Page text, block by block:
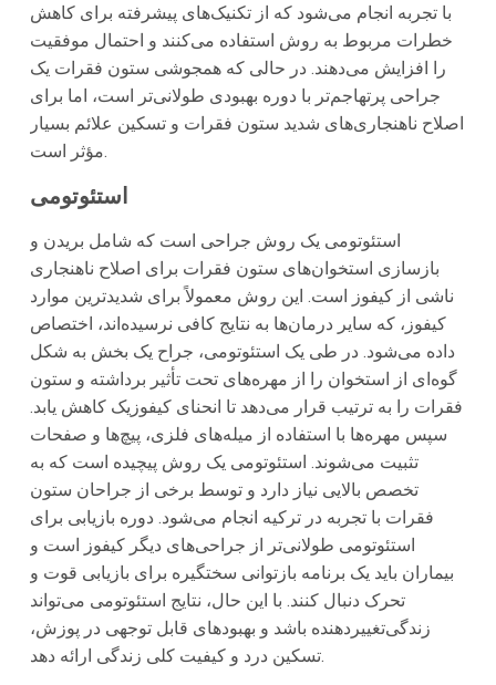
با تجربه انجام می‌شود که از تکنیک‌های پیشرفته برای کاهش
خطرات مربوط به روش استفاده می‌کنند و احتمال موفقیت
را افزایش می‌دهند. در حالی که همجوشی ستون فقرات یک
جراحی پرتهاجم‌تر با دوره بهبودی طولانی‌تر است، اما برای
اصلاح ناهنجاری‌های شدید ستون فقرات و تسکین علائم بسیار
مؤثر است.
استئوتومی
استئوتومی یک روش جراحی است که شامل بریدن و
بازسازی استخوان‌های ستون فقرات برای اصلاح ناهنجاری
ناشی از کیفوز است. این روش معمولاً برای شدیدترین موارد
کیفوز، که سایر درمان‌ها به نتایج کافی نرسیده‌اند، اختصاص
داده می‌شود. در طی یک استئوتومی، جراح یک بخش به شکل
گوه‌ای از استخوان را از مهره‌های تحت تأثیر برداشته و ستون
فقرات را به ترتیب قرار می‌دهد تا انحنای کیفوزیک کاهش یابد.
سپس مهره‌ها با استفاده از میله‌های فلزی، پیچ‌ها و صفحات
تثبیت می‌شوند. استئوتومی یک روش پیچیده است که به
تخصص بالایی نیاز دارد و توسط برخی از جراحان ستون
فقرات با تجربه در ترکیه انجام می‌شود. دوره بازیابی برای
استئوتومی طولانی‌تر از جراحی‌های دیگر کیفوز است و
بیماران باید یک برنامه بازتوانی سختگیره برای بازیابی قوت و
تحرک دنبال کنند. با این حال، نتایج استئوتومی می‌تواند
زندگی‌تغییر‌دهنده باشد و بهبودهای قابل توجهی در پوزش،
تسکین درد و کیفیت کلی زندگی ارائه دهد.